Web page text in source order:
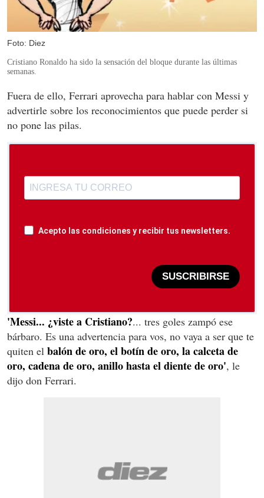
Foto: Diez
Cristiano Ronaldo ha sido la sensación del bloque durante las últimas
semanas.
Fuera de ello, Ferrari aprovecha para hablar con Messi y
advertirle sobre los reconocimientos que puede perder si
no pone las pilas.
Acepto las condiciones y recibir tus newsletters.
SUSCRIBIRSE
'Messi... ¿viste a Cristiano?... tres goles zampó ese
bárbaro. Es una advertencia para vos, no vaya a ser que te
quiten el balón de oro, el botín de oro, la calceta de
oro, cadena de oro, anillo hasta el diente de oro', le
dijo don Ferrari.